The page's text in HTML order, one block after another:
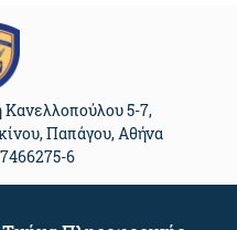
5-7,
Παπάγου, Αθήνα
6